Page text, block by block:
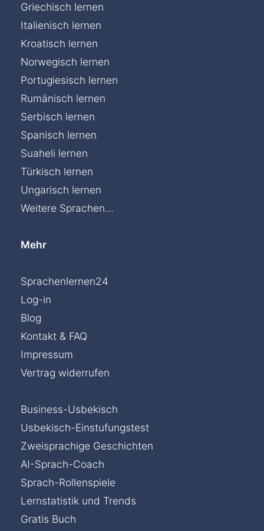
Griechisch lernen
Italienisch lernen
Kroatisch lernen
Norwegisch lernen
Portugiesisch lernen
Rumänisch lernen
Serbisch lernen
Spanisch lernen
Suaheli lernen
Türkisch lernen
Ungarisch lernen
Weitere Sprachen...
Mehr
Sprachenlernen24
Log-in
Blog
Kontakt & FAQ
Impressum
Vertrag widerrufen
Business-Usbekisch
Usbekisch-Einstufungstest
Zweisprachige Geschichten
AI-Sprach-Coach
Sprach-Rollenspiele
Lernstatistik und Trends
Gratis Buch